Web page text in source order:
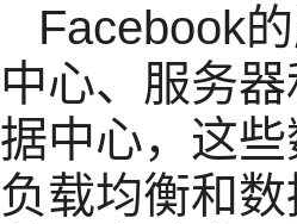
Facebook
中心、服务
据中心，这
负载均衡和